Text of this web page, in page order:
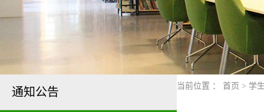
通知公告 当前位置 ： 首页 > 学